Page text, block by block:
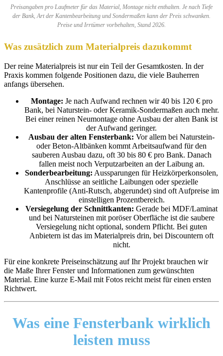
Preisangaben pro Laufmeter für das Material, Montage nicht enthalten. Je nach Tiefe
der Bank, Art der Kantenbearbeitung und Sondermaßen kann der Preis schwanken.
Preise und Irrtümer vorbehalten, Stand 2026.
Was zusätzlich zum Materialpreis dazukommt
Der reine Materialpreis ist nur ein Teil der Gesamtkosten. In der
Praxis kommen folgende Positionen dazu, die viele Bauherren
anfangs übersehen.
Montage: Je nach Aufwand rechnen wir 40 bis 120 € pro
Bank, bei Naturstein- oder Keramik-Sondermaßen auch mehr.
Bei einer reinen Neumontage ohne Ausbau der alten Bank ist
der Aufwand geringer.
Ausbau der alten Fensterbank: Vor allem bei Naturstein-
oder Beton-Altbänken kommt Arbeitsaufwand für den
sauberen Ausbau dazu, oft 30 bis 80 € pro Bank. Danach
fallen meist noch Verputzarbeiten an der Laibung an.
Sonderbearbeitung: Aussparungen für Heizkörperkonsolen,
Anschlüsse an seitliche Laibungen oder spezielle
Kantenprofile (Anti-Rutsch, abgerundet) sind oft Aufpreise im
einstelligen Prozentbereich.
Versiegelung der Schnittkanten: Gerade bei MDF/Laminat
und bei Natursteinen mit poröser Oberfläche ist die saubere
Versiegelung nicht optional, sondern Pflicht. Bei guten
Anbietern ist das im Materialpreis drin, bei Discountern oft
nicht.
Für eine konkrete Preiseinschätzung auf Ihr Projekt brauchen wir
die Maße Ihrer Fenster und Informationen zum gewünschten
Material. Eine kurze E-Mail mit Fotos reicht meist für einen ersten
Richtwert.
Was eine Fensterbank wirklich
leisten muss